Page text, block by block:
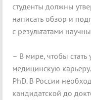
студенты должны
написать обзор и
с результатами
– В мире, чтобы
медицинскую
PhD. В России
кандидатской до